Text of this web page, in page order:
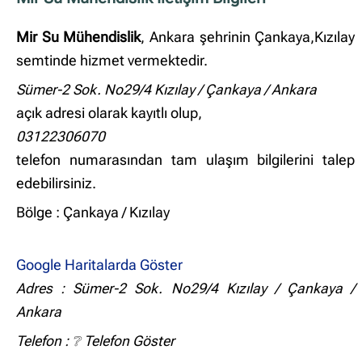
Mir Su Mühendislik, Ankara şehrinin Çankaya,Kızılay
semtinde hizmet vermektedir.
Sümer-2 Sok. No29/4 Kızılay / Çankaya / Ankara
açık adresi olarak kayıtlı olup,
03122306070
telefon numarasından tam ulaşım bilgilerini talep
edebilirsiniz.
Bölge : Çankaya / Kızılay
Google Haritalarda Göster
Adres : Sümer-2 Sok. No29/4 Kızılay / Çankaya /
Ankara
Telefon : ❔ Telefon Göster